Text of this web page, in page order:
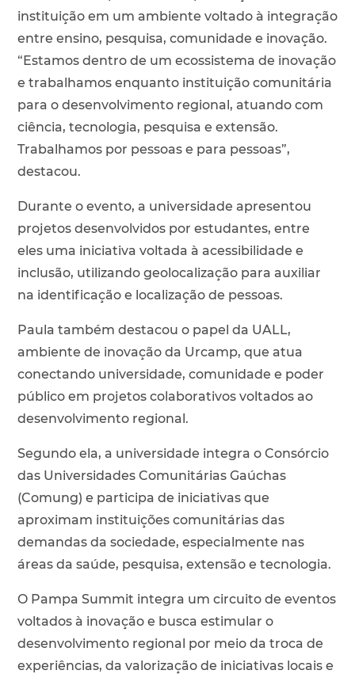
instituição em um ambiente voltado à integração
entre ensino, pesquisa, comunidade e inovação.
“Estamos dentro de um ecossistema de inovação
e trabalhamos enquanto instituição comunitária
para o desenvolvimento regional, atuando com
ciência, tecnologia, pesquisa e extensão.
Trabalhamos por pessoas e para pessoas”,
destacou.
Durante o evento, a universidade apresentou
projetos desenvolvidos por estudantes, entre
eles uma iniciativa voltada à acessibilidade e
inclusão, utilizando geolocalização para auxiliar
na identificação e localização de pessoas.
Paula também destacou o papel da UALL,
ambiente de inovação da Urcamp, que atua
conectando universidade, comunidade e poder
público em projetos colaborativos voltados ao
desenvolvimento regional.
Segundo ela, a universidade integra o Consórcio
das Universidades Comunitárias Gaúchas
(Comung) e participa de iniciativas que
aproximam instituições comunitárias das
demandas da sociedade, especialmente nas
áreas da saúde, pesquisa, extensão e tecnologia.
O Pampa Summit integra um circuito de eventos
voltados à inovação e busca estimular o
desenvolvimento regional por meio da troca de
experiências, da valorização de iniciativas locais e